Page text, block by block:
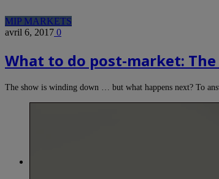
MIP MARKETS
avril 6, 2017 0
What to do post-market:
The show is winding down … but what happens next? To